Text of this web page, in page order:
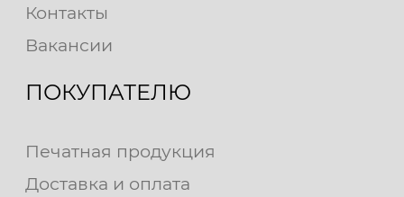
Контакты
Вакансии
ПОКУПАТЕЛЮ
Печатная продукция
Доставка и оплата